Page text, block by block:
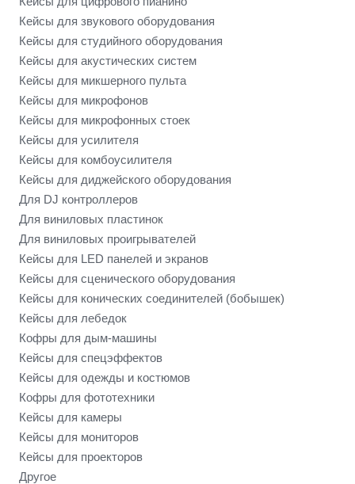
Кейсы для звукового оборудования
Кейсы для студийного оборудования
Кейсы для акустических систем
Кейсы для микшерного пульта
Кейсы для микрофонов
Кейсы для микрофонных стоек
Кейсы для усилителя
Кейсы для комбоусилителя
Кейсы для диджейского оборудования
Для DJ контроллеров
Для виниловых пластинок
Для виниловых проигрывателей
Кейсы для LED панелей и экранов
Кейсы для сценического оборудования
Кейсы для конических соединителей (бобышек)
Кейсы для лебедок
Кофры для дым-машины
Кейсы для спецэффектов
Кейсы для одежды и костюмов
Кофры для фототехники
Кейсы для камеры
Кейсы для мониторов
Кейсы для проекторов
Другое